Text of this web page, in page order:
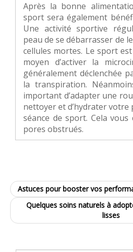
Après la bonne
sport sera également
Une activité sportive
peau de se débarrasser de
cellules mortes. Le sport
moyen d’activer la
généralement déclenchée
la transpiration.
important d’adapter une
nettoyer et d’hydrater votre
séance de sport. Cela vous
pores obstrués.
Astuces pour booster vos
Quelques soins naturels à
lisses